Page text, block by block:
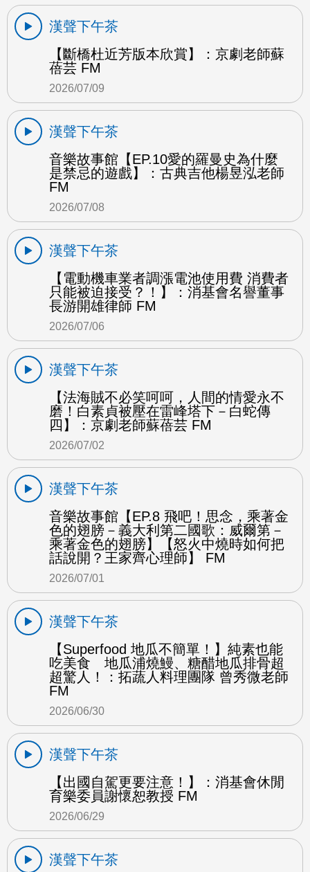
漢聲下午茶
【斷橋杜近芳版本欣賞】：京劇老師蘇
蓓芸 FM
2026/07/09
漢聲下午茶
音樂故事館【EP.10愛的羅曼史為什麼
是禁忌的遊戲】：古典吉他楊昱泓老師
FM
2026/07/08
漢聲下午茶
【電動機車業者調漲電池使用費 消費者
只能被迫接受？！】：消基會名譽董事
長游開雄律師 FM
2026/07/06
漢聲下午茶
【法海賊不必笑呵呵，人間的情愛永不
磨！白素貞被壓在雷峰塔下－白蛇傳
四】：京劇老師蘇蓓芸 FM
2026/07/02
漢聲下午茶
音樂故事館【EP.8 飛吧！思念，乘著金
色的翅膀－義大利第二國歌：威爾第－
乘著金色的翅膀】【怒火中燒時如何把
話說開？王家齊心理師】 FM
2026/07/01
漢聲下午茶
【Superfood 地瓜不簡單！】純素也能
吃美食 地瓜浦燒鰻、糖醋地瓜排骨超
超驚人！：拓蔬人料理團隊 曾秀微老師
FM
2026/06/30
漢聲下午茶
【出國自駕更要注意！】：消基會休閒
育樂委員謝懷恕教授 FM
2026/06/29
漢聲下午茶